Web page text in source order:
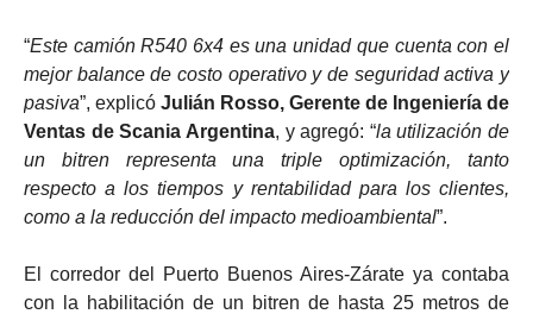
“Este camión R540 6x4 es una unidad que cuenta con el
mejor balance de costo operativo y de seguridad activa y
pasiva”, explicó Julián Rosso, Gerente de Ingeniería de
Ventas de Scania Argentina, y agregó: “la utilización de
un bitren representa una triple optimización, tanto
respecto a los tiempos y rentabilidad para los clientes,
como a la reducción del impacto medioambiental”.
El corredor del Puerto Buenos Aires-Zárate ya contaba
con la habilitación de un bitren de hasta 25 metros de